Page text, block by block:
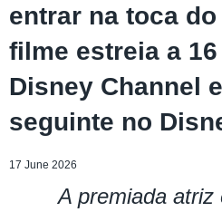
entrar na toca
filme estreia a
Disney Channel
seguinte no
17 June 2026
A premiada atriz